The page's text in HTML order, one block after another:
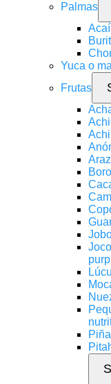
Palmas
Yuca o
Frutas
Piña